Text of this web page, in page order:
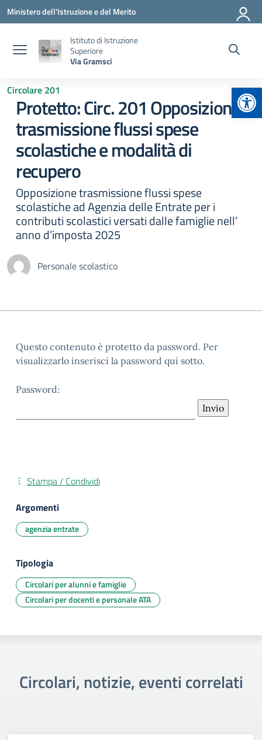
Vai ai contenuti
Vai al menu di navigazione
Vai al footer
Ministero dell'Istruzione e del Merito
Istituto di Istruzione
Superiore
Via Gramsci
Circolare 201
Protetto: Circ. 201 Opposizione
trasmissione flussi spese
scolastiche e modalità di
recupero
Opposizione trasmissione flussi spese
scolastiche ad Agenzia delle Entrate per i
contributi scolastici versati dalle famiglie nell’
anno d’imposta 2025
Personale scolastico
Questo contenuto è protetto da password. Per
visualizzarlo inserisci la password qui sotto.
Password:
Stampa / Condividi
Argomenti
agenzia entrate
Tipologia
Circolari per alunni e famiglie
Circolari per docenti e personale ATA
Circolari, notizie, eventi correlati